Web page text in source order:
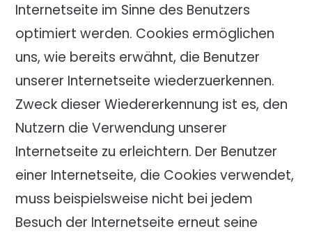
Internetseite im Sinne des Benutzers
optimiert werden. Cookies ermöglichen
uns, wie bereits erwähnt, die Benutzer
unserer Internetseite wiederzuerkennen.
Zweck dieser Wiedererkennung ist es, den
Nutzern die Verwendung unserer
Internetseite zu erleichtern. Der Benutzer
einer Internetseite, die Cookies verwendet,
muss beispielsweise nicht bei jedem
Besuch der Internetseite erneut seine